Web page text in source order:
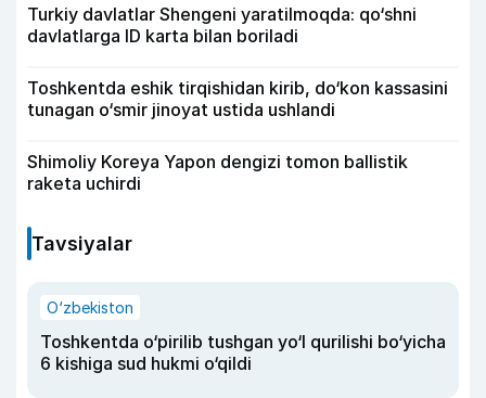
Turkiy davlatlar Shengeni yaratilmoqda: qo‘shni
davlatlarga ID karta bilan boriladi
Toshkentda eshik tirqishidan kirib, do‘kon kassasini
tunagan o‘smir jinoyat ustida ushlandi
Shimoliy Koreya Yapon dengizi tomon ballistik
raketa uchirdi
Tavsiyalar
O‘zbekiston
Toshkentda o‘pirilib tushgan yo‘l qurilishi bo‘yicha
6 kishiga sud hukmi o‘qildi